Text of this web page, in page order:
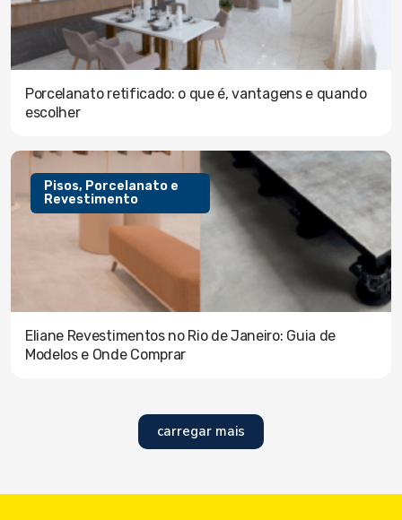
Porcelanato retificado: o que é, vantagens e quando
escolher
Pisos, Porcelanato e
Revestimento
Eliane Revestimentos no Rio de Janeiro: Guia de
Modelos e Onde Comprar
carregar mais